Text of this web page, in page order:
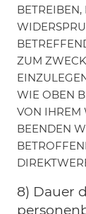
BETREIBEN,
ZUM
WIE OBEN
VON IHREM
BEENDEN
8) Dauer